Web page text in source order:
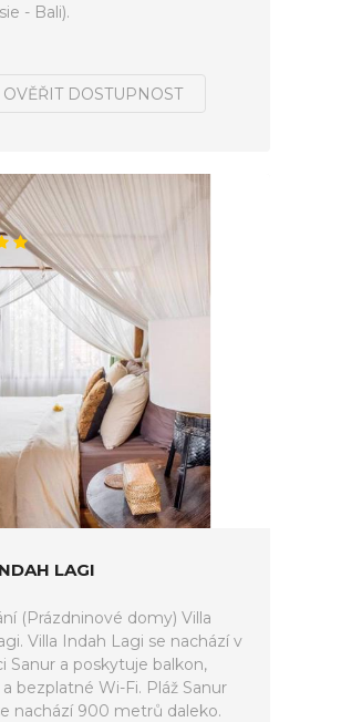
- Bali).
OVĚŘIT DOSTUPNOST
LAGI
(Prázdninové domy) Villa
Villa Indah Lagi se nachází v
Sanur a poskytuje balkon,
a bezplatné Wi-Fi. Pláž Sanur
nachází 900 metrů daleko.